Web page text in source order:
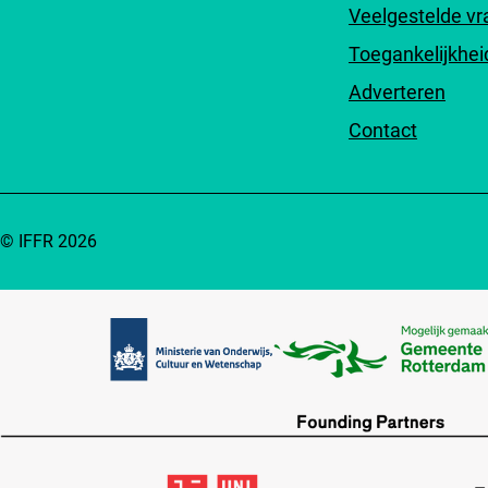
Veelgestelde
Adverteren
Contact
© IFFR 2026